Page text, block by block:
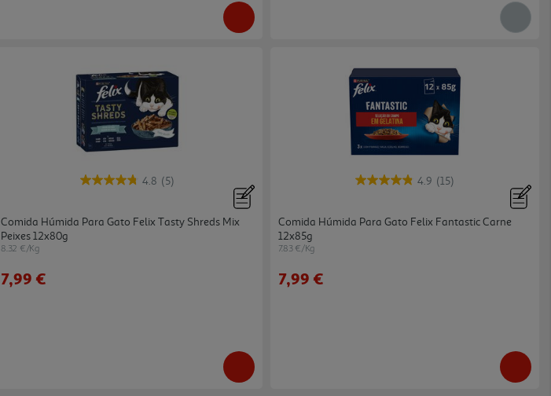
4.8 (5)
Comida Húmida Para Gato Felix Tasty Shreds Mix
Peixes 12x80g
8.32 €/Kg
7,99 €
4.9 (15)
Comida Húmida Para Gato Felix Fantastic Carne
12x85g
7.83 €/Kg
7,99 €